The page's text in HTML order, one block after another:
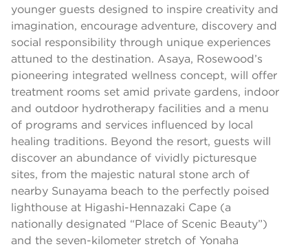
younger guests designed to inspire creativity and
imagination, encourage adventure, discovery and
social responsibility through unique experiences
attuned to the destination. Asaya, Rosewood’s
pioneering integrated wellness concept, will offer
treatment rooms set amid private gardens, indoor
and outdoor hydrotherapy facilities and a menu
of programs and services influenced by local
healing traditions. Beyond the resort, guests will
discover an abundance of vividly picturesque
sites, from the majestic natural stone arch of
nearby Sunayama beach to the perfectly poised
lighthouse at Higashi-Hennazaki Cape (a
nationally designated “Place of Scenic Beauty”)
and the seven-kilometer stretch of Yonaha